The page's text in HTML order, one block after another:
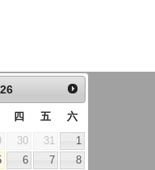
四 五 六
30 31
1
6 7 8